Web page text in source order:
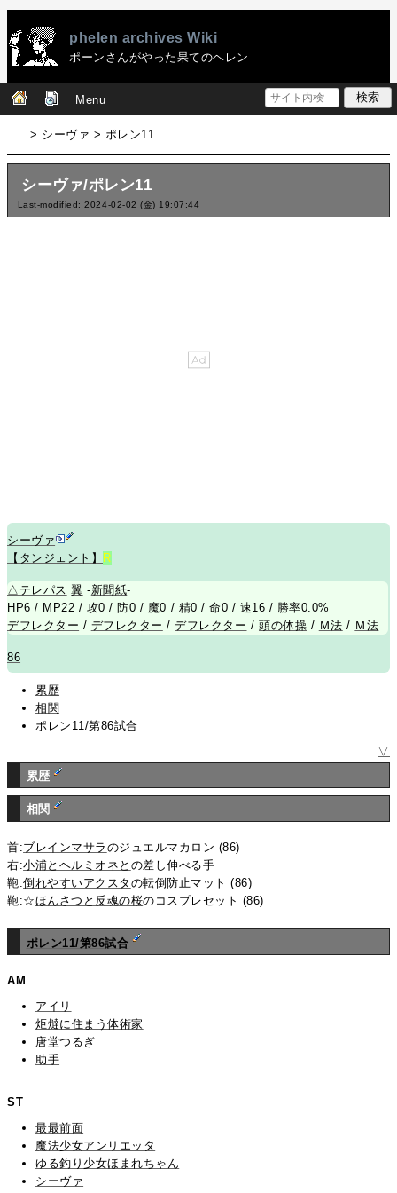
phelen archives Wiki
ポーンさんがやった果てのヘレン
Menu
> シーヴァ > ポレン11
シーヴァ/ポレン11
Last-modified: 2024-02-02 (金) 19:07:44
シーヴァ
【タンジェント】
R
△ テレパス 翼 -新聞紙-
HP6 / MP22 / 攻0 / 防0 / 魔0 / 精0 / 命0 / 速16 / 勝率0.0%
デフレクター / デフレクター /デフレクター /頭の体操 / Ｍ法 / Ｍ法
86
累歴
相関
ポレン11/第86試合
▽
累歴
相関
首:ブレインマサラ のジュエルマカロン (86)
右:小浦とヘルミオネと の差し伸べる手
鞄:倒れやすいアクスタ の転倒防止マット (86)
鞄:☆ほんさつと反魂の桜のコスプレセット (86)
ポレン11/第86試合
AM
アイリ
炬燵に住まう体術家
唐堂つるぎ
助手
ST
最最前面
魔法少女アンリエッタ
ゆる釣り少女ほまれちゃん
シーヴァ